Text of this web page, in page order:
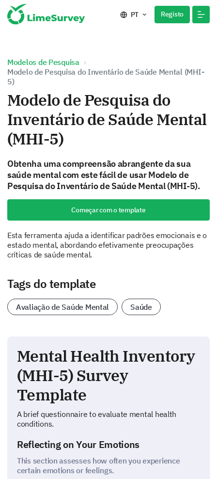
PT Registo
Modelos de Pesquisa
Modelo de Pesquisa do Inventário de Saúde Mental (MHI-
5)
Modelo de Pesquisa do
Inventário de Saúde Mental
(MHI-5)
Obtenha uma compreensão abrangente da sua
saúde mental com este fácil de usar Modelo de
Pesquisa do Inventário de Saúde Mental (MHI-5).
Começar com o template
Esta ferramenta ajuda a identificar padrões emocionais e o
estado mental, abordando efetivamente preocupações
críticas de saúde mental.
Tags do template
Avaliação de Saúde Mental Saúde
Mental Health Inventory
(MHI-5) Survey
Template
A brief questionnaire to evaluate mental health
conditions.
Reflecting on Your Emotions
This section assesses how often you experience
certain emotions or feelings.